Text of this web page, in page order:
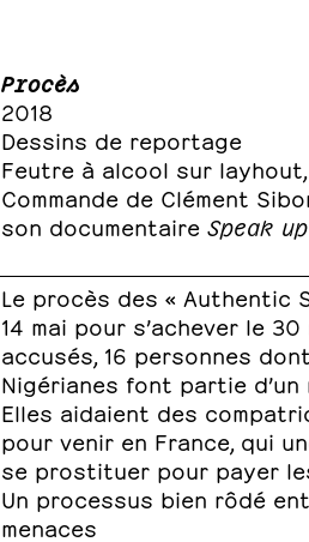
Procès
2018
Dessins de reportage
Feutre à alcool sur
Commande de Clément
son documentaire Speak
Le procès des « Authentic
14 mai pour s’achever le
accusés, 16 personnes
Nigérianes font partie
Elles aidaient des
pour venir en France, qui
se prostituer pour payer
Un processus bien rôdé
menaces